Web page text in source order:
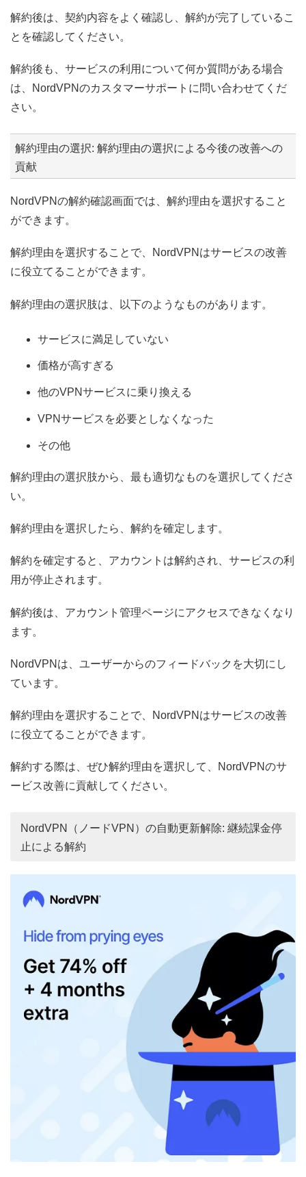
解約後は、契約内容をよく確認し、解約が完了しているこ
とを確認してください。
解約後も、サービスの利用について何か質問がある場合
は、NordVPNのカスタマーサポートに問い合わせてくだ
さい。
解約理由の選択: 解約理由の選択による今後の改善への
貢献
NordVPNの解約確認画面では、解約理由を選択すること
ができます。
解約理由を選択することで、NordVPNはサービスの改善
に役立てることができます。
解約理由の選択肢は、以下のようなものがあります。
サービスに満足していない
価格が高すぎる
他のVPNサービスに乗り換える
VPNサービスを必要としなくなった
その他
解約理由の選択肢から、最も適切なものを選択してくださ
い。
解約理由を選択したら、解約を確定します。
解約を確定すると、アカウントは解約され、サービスの利
用が停止されます。
解約後は、アカウント管理ページにアクセスできなくなり
ます。
NordVPNは、ユーザーからのフィードバックを大切にし
ています。
解約理由を選択することで、NordVPNはサービスの改善
に役立てることができます。
解約する際は、ぜひ解約理由を選択して、NordVPNのサ
ービス改善に貢献してください。
NordVPN（ノードVPN）の自動更新解除: 継続課金停
止による解約